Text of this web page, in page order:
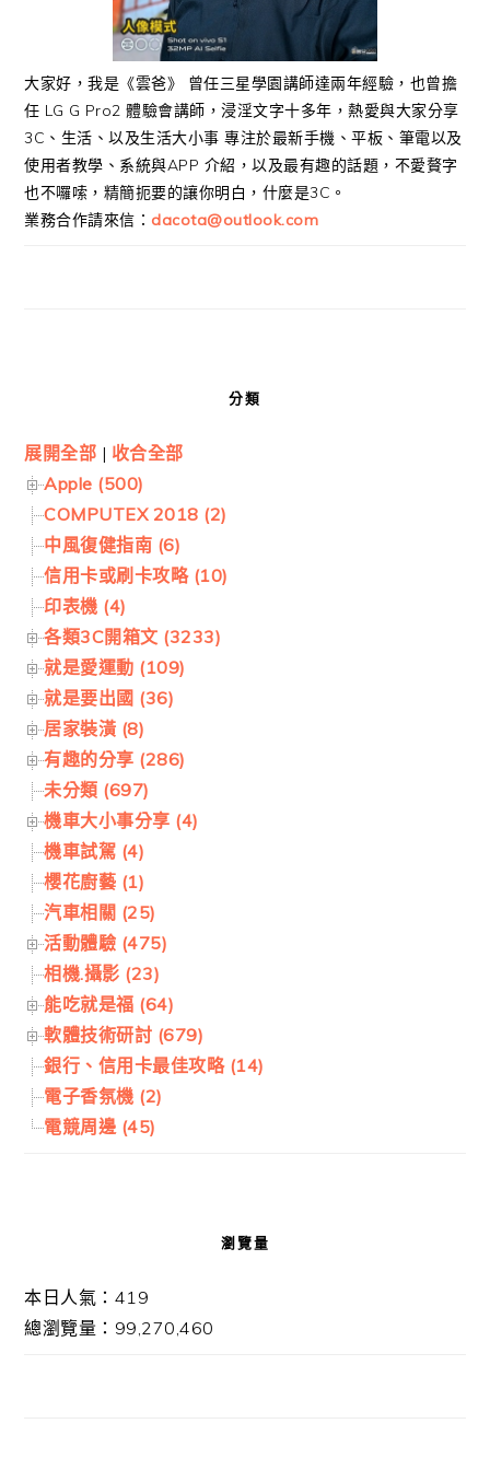
大家好，我是《雲爸》 曾任三星學園講師達兩年經驗，也曾擔
任 LG G Pro2 體驗會講師，浸淫文字十多年，熱愛與大家分享
3C、生活、以及生活大小事 專注於最新手機、平板、筆電以及
使用者教學、系統與APP 介紹，以及最有趣的話題，不愛贅字
也不囉嗦，精簡扼要的讓你明白，什麼是3C。
業務合作請來信： dacota@outlook.com
分類
展開全部 | 收合全部
Apple (500)
COMPUTEX 2018 (2)
中風復健指南 (6)
信用卡或刷卡攻略 (10)
印表機 (4)
各類3C開箱文 (3233)
就是愛運動 (109)
就是要出國 (36)
居家裝潢 (8)
有趣的分享 (286)
未分類 (697)
機車大小事分享 (4)
機車試駕 (4)
櫻花廚藝 (1)
汽車相關 (25)
活動體驗 (475)
相機.攝影 (23)
能吃就是福 (64)
軟體技術研討 (679)
銀行、信用卡最佳攻略 (14)
電子香氛機 (2)
電競周邊 (45)
瀏覽量
本日人氣：419
總瀏覽量：99,270,460